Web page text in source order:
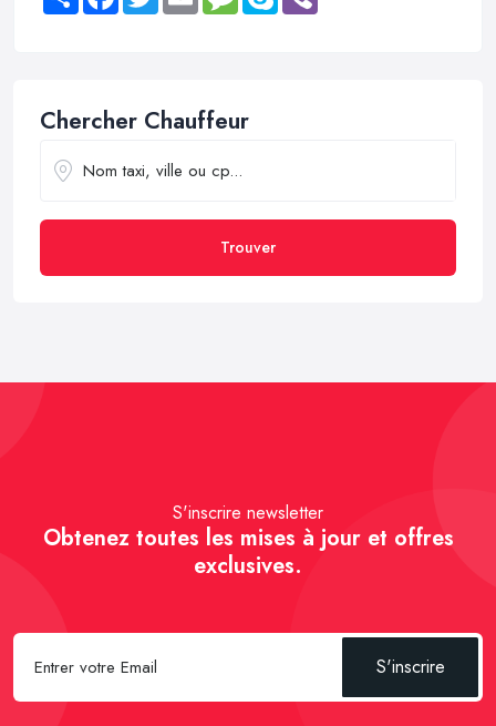
Chercher Chauffeur
Trouver
S'inscrire newsletter
Obtenez toutes les mises à jour et offres
exclusives.
S'inscrire